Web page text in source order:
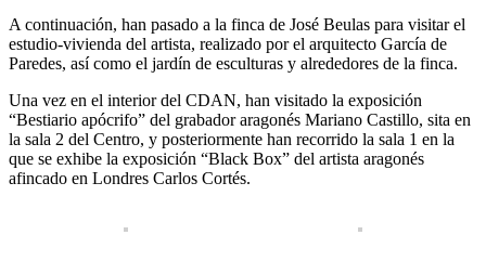
A continuación, han pasado a la finca de José Beulas para visitar el
estudio-vivienda del artista, realizado por el arquitecto García de
Paredes, así como el jardín de esculturas y alrededores de la finca.
Una vez en el interior del CDAN, han visitado la exposición
“Bestiario apócrifo” del grabador aragonés Mariano Castillo, sita en
la sala 2 del Centro, y posteriormente han recorrido la sala 1 en la
que se exhibe la exposición “Black Box” del artista aragonés
afincado en Londres Carlos Cortés.